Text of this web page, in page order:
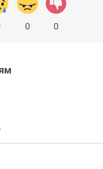
0 0